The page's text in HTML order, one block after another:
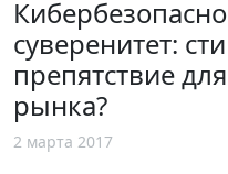
суверенитет:
препятствие
рынка?
2 марта 2017